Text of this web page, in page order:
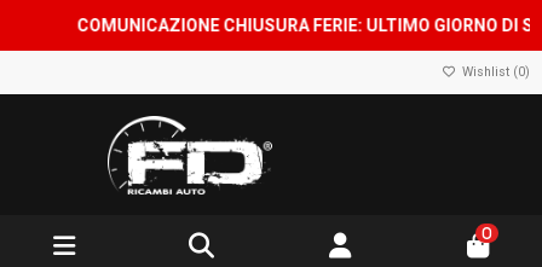
COMUNICAZIONE CHIUSURA FERIE: ULTIMO GIORNO DI
Wishlist (0)
0